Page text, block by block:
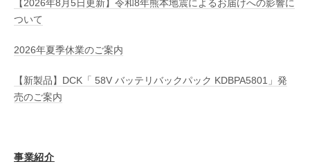
【2026年8月5日更新】令和8年熊本地震によるお届けへの影響に
ついて
2026年夏季休業のご案内
【新製品】DCK「 58V バッテリバックパック KDBPA5801」発
売のご案内
事業紹介